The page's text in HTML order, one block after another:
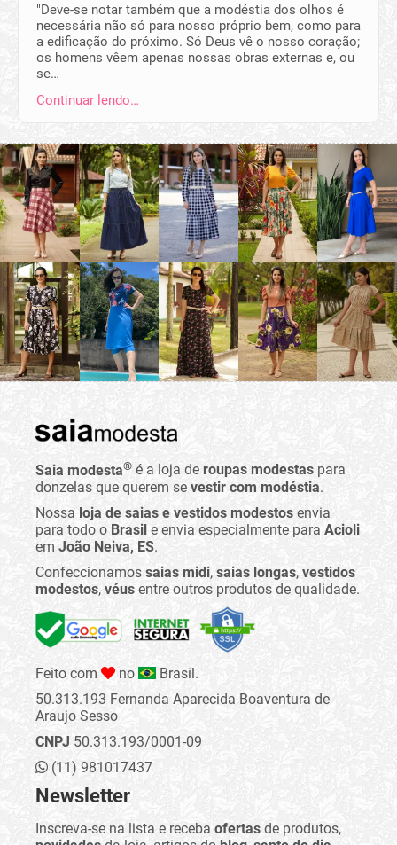
"Deve-se notar também que a modéstia dos olhos é
necessária não só para nosso próprio bem, como para
a edificação do próximo. Só Deus vê o nosso coração;
os homens vêem apenas nossas obras externas e, ou
se…
Continuar lendo…
Saia modesta® é a loja de roupas modestas para
donzelas que querem se vestir com modéstia.
Nossa loja de saias e vestidos modestos envia
para todo o Brasil e envia especialmente para Acioli
em João Neiva, ES.
Confeccionamos saias midi, saias longas, vestidos
modestos, véus entre outros produtos de qualidade.
Feito com no
Brasil.
50.313.193 Fernanda Aparecida Boaventura de
Araujo Sesso
CNPJ 50.313.193/0001-09
(11) 981017437
Newsletter
Inscreva-se na lista e receba ofertas de produtos,